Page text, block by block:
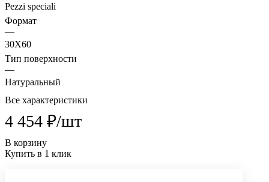
Pezzi speciali
Формат
—
30X60
Тип поверхности
—
Натуральный
Все характеристики
4 454 ₽/шт
В корзину
Купить в 1 клик